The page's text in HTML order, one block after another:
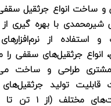
و ساخت انواع جرثقیل
با بهره‌ گیری
استفاده از
انواع جرثقیل‌های سقفی را
مشتری طراحی و ساخت
قابلیت تولید